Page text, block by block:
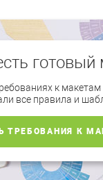
готовый
к
все правила и
ТРЕБОВАНИЯ К